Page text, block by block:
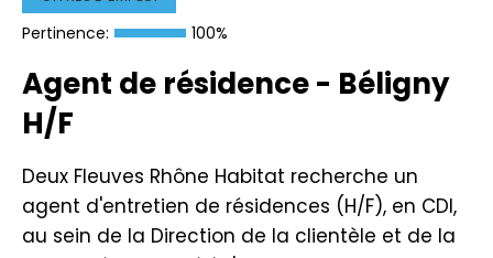
Pertinence: 100%
Agent de résidence - Béligny
H/F
Deux Fleuves Rhône Habitat recherche un
agent d'entretien de résidences (H/F), en CDI,
au sein de la Direction de la clientèle et de la